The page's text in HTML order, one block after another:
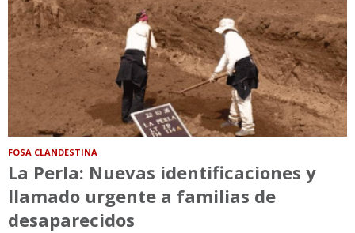
FOSA CLANDESTINA
La Perla: Nuevas identificaciones y
llamado urgente a familias de
desaparecidos